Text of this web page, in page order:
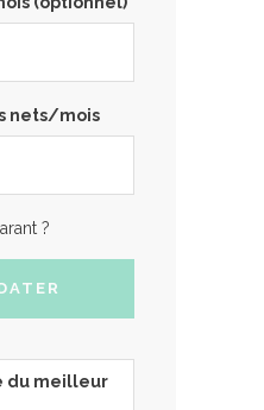
nets/mois
?
du meilleur